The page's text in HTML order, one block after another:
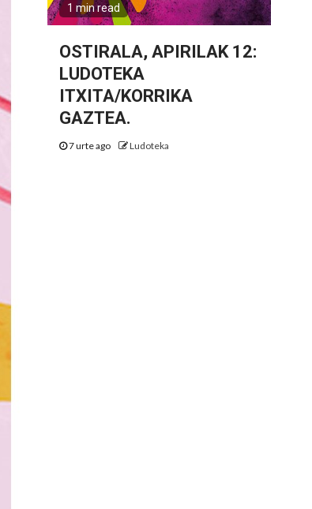
1 min read
OSTIRALA, APIRILAK 12:
LUDOTEKA
ITXITA/KORRIKA
GAZTEA.
7 urte ago Ludoteka